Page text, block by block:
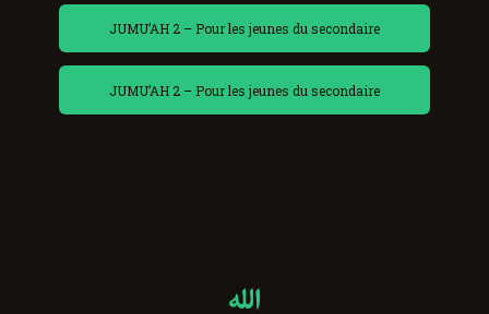
JUMU’AH 2 – Pour les jeunes du secondaire
JUMU’AH 2 – Pour les jeunes du secondaire